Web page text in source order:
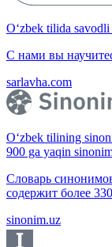
O‘zbek tilida
С нами вы
sarlavha.com
O‘zbek tilining
900 ga yaqin
Словарь
содержит более
sinonim.uz